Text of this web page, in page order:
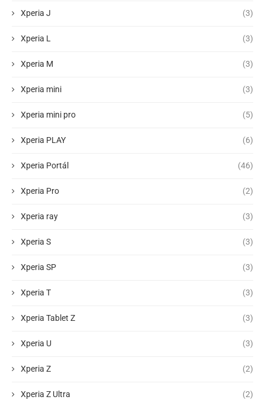
Xperia J (3)
Xperia L (3)
Xperia M (3)
Xperia mini (3)
Xperia mini pro (5)
Xperia PLAY (6)
Xperia Portál (46)
Xperia Pro (2)
Xperia ray (3)
Xperia S (3)
Xperia SP (3)
Xperia T (3)
Xperia Tablet Z (3)
Xperia U (3)
Xperia Z (2)
Xperia Z Ultra (2)